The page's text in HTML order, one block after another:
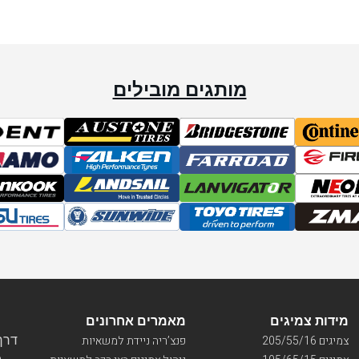
מותגים מובילים
דרך
מאמרים אחרונים
פנצ’ריה ניידת למשאיות
מידות צמיגים
צמיגים 205/55/16